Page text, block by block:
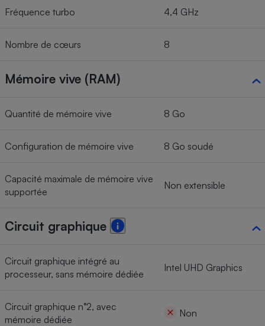
Fréquence turbo 4,4 GHz
Nombre de cœurs 8
Mémoire vive (RAM)
Quantité de mémoire vive 8 Go
Configuration de mémoire vive 8 Go soudé
Capacité maximale de mémoire vive
supportée
Non extensible
Circuit graphique
Circuit graphique intégré au
processeur, sans mémoire dédiée
Intel UHD Graphics
Circuit graphique n°2, avec
mémoire dédiée
Non